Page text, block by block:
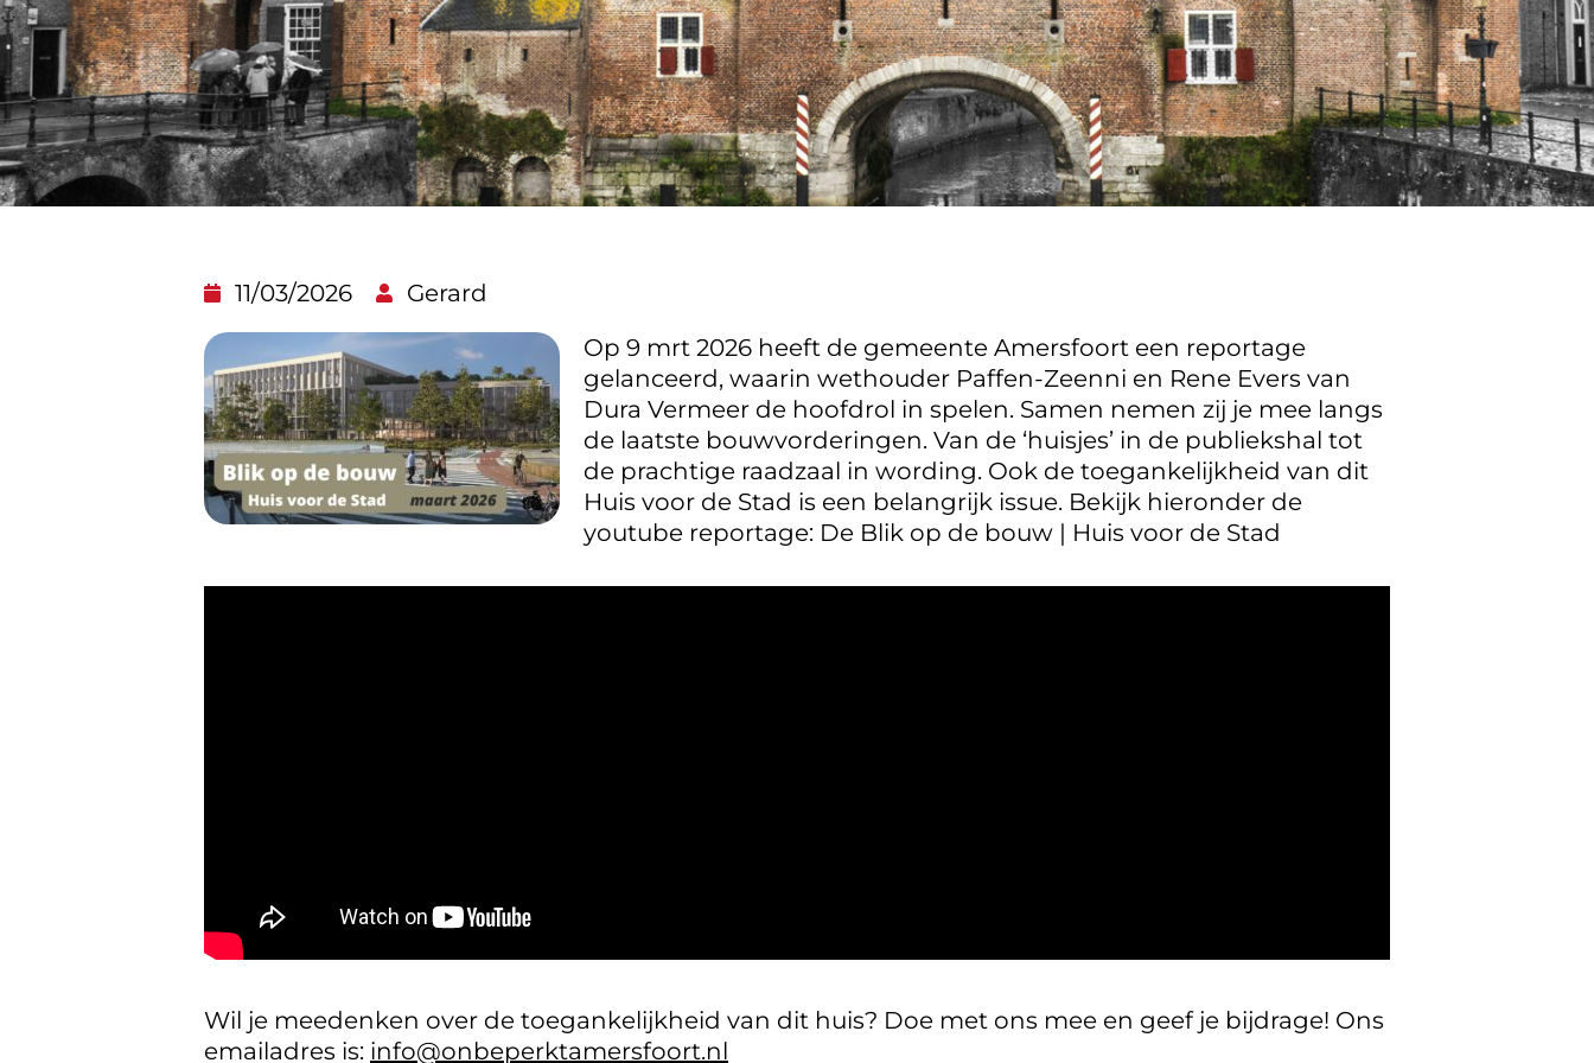
11/03/2026
Gerard
Op 9 mrt 2026 heeft de gemeente Amersfoort een reportage
gelanceerd, waarin wethouder Paffen-Zeenni en Rene Evers van
Dura Vermeer de hoofdrol in spelen. Samen nemen zij je mee langs
de laatste bouwvorderingen. Van de ‘huisjes’ in de publiekshal tot
de prachtige raadzaal in wording. Ook de toegankelijkheid van dit
Huis voor de Stad is een belangrijk issue. Bekijk hieronder de
youtube reportage: De Blik op de bouw | Huis voor de Stad
Wil je meedenken over de toegankelijkheid van dit huis? Doe met ons mee en geef je bijdrage! Ons
emailadres is: info@onbeperktamersfoort.nl